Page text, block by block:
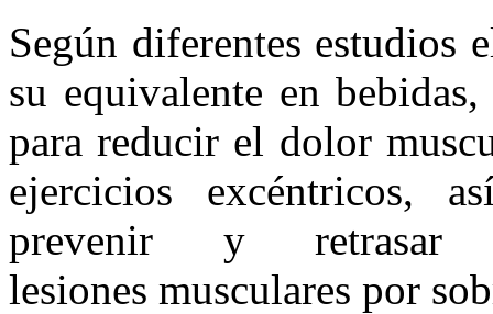
Según diferentes estudios
su equivalente en
para reducir el dolor
ejercicios excéntricos,
prevenir y
lesiones musculares por